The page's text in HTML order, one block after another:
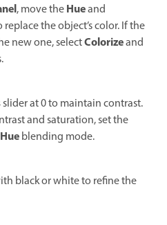
, move theHueand
replace the object’s color. If the
new one, selectColorizeand
slider at 0 to maintain contrast.
and saturation, set the
Hueblending mode.
black or white to refine the